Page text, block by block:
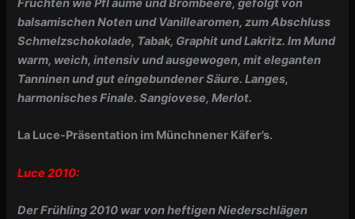
Früchten wie Pfl aume und Brombeere, gefolgt von
balsamischen Noten und Vanillearomen, zum Abschluss
Schmelzschokolade, Tabak, Graphit und Lakritz. Im Mund
warm, weich, intensiv und ausgewogen, mit eleganten
Tanninen und gut eingebundener Säure. Langes,
harmonisches Finale. Sangiovese, Merlot.
La Luce-Präsentation im Münchnener Käfer’s.
Luce 2010:
Der Frühling 2010 war von heftigen Niederschlägen